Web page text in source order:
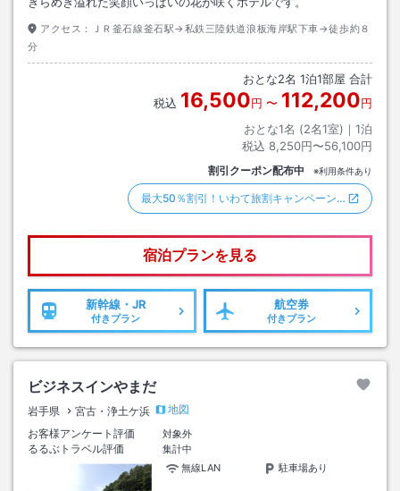
アクセス：
ＪＲ釜石線釜石駅→私鉄三陸鉄道浪板海岸駅下車→徒歩約８
分
おとな2名 1泊1部屋 合計
税込 16,500円 〜 112,200円
おとな1名 (2名1室)｜ 1泊
税込 8,250円〜56,100円
割引クーポン配布中 ※利用条件あり
最大50％割引！いわて旅割キャンペーン…
宿泊プランを見る
新幹線・JR
付きプラン
航空券
付きプラン
ビジネスインやまだ
岩手県 宮古・浄土ケ浜
地図
お客様アンケート評価
対象外
るるぶトラベル評価
集計中
無線LAN
駐車場あり